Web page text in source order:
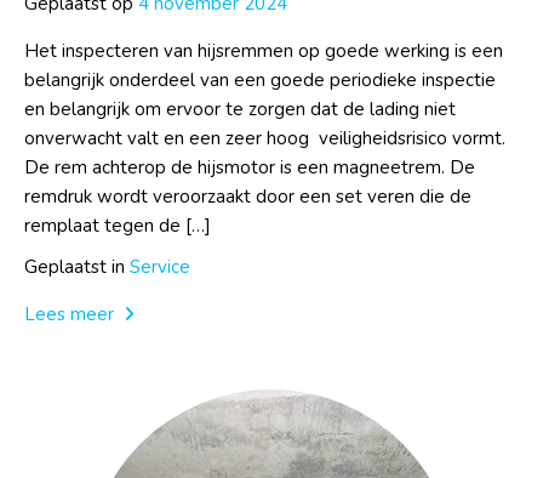
Het inspecteren van hijsremmen op goede werking is een
belangrijk onderdeel van een goede periodieke inspectie
en belangrijk om ervoor te zorgen dat de lading niet
onverwacht valt en een zeer hoog veiligheidsrisico vormt.
De rem achterop de hijsmotor is een magneetrem. De
remdruk wordt veroorzaakt door een set veren die de
remplaat tegen de […]
Geplaatst in Service
Lees meer